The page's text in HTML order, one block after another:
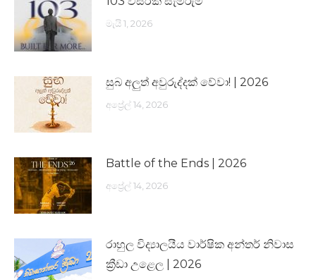
මැයි 1, 2026
සුබ අලුත් අවුරුද්දක් වේවා! | 2026
අප්‍රේල් 14, 2026
Battle of the Ends | 2026
අප්‍රේල් 14, 2026
රාහුල විද්‍යාලයීය වාර්ෂික අන්තර් නිවාස
ක්‍රීඩා උළෙල | 2026